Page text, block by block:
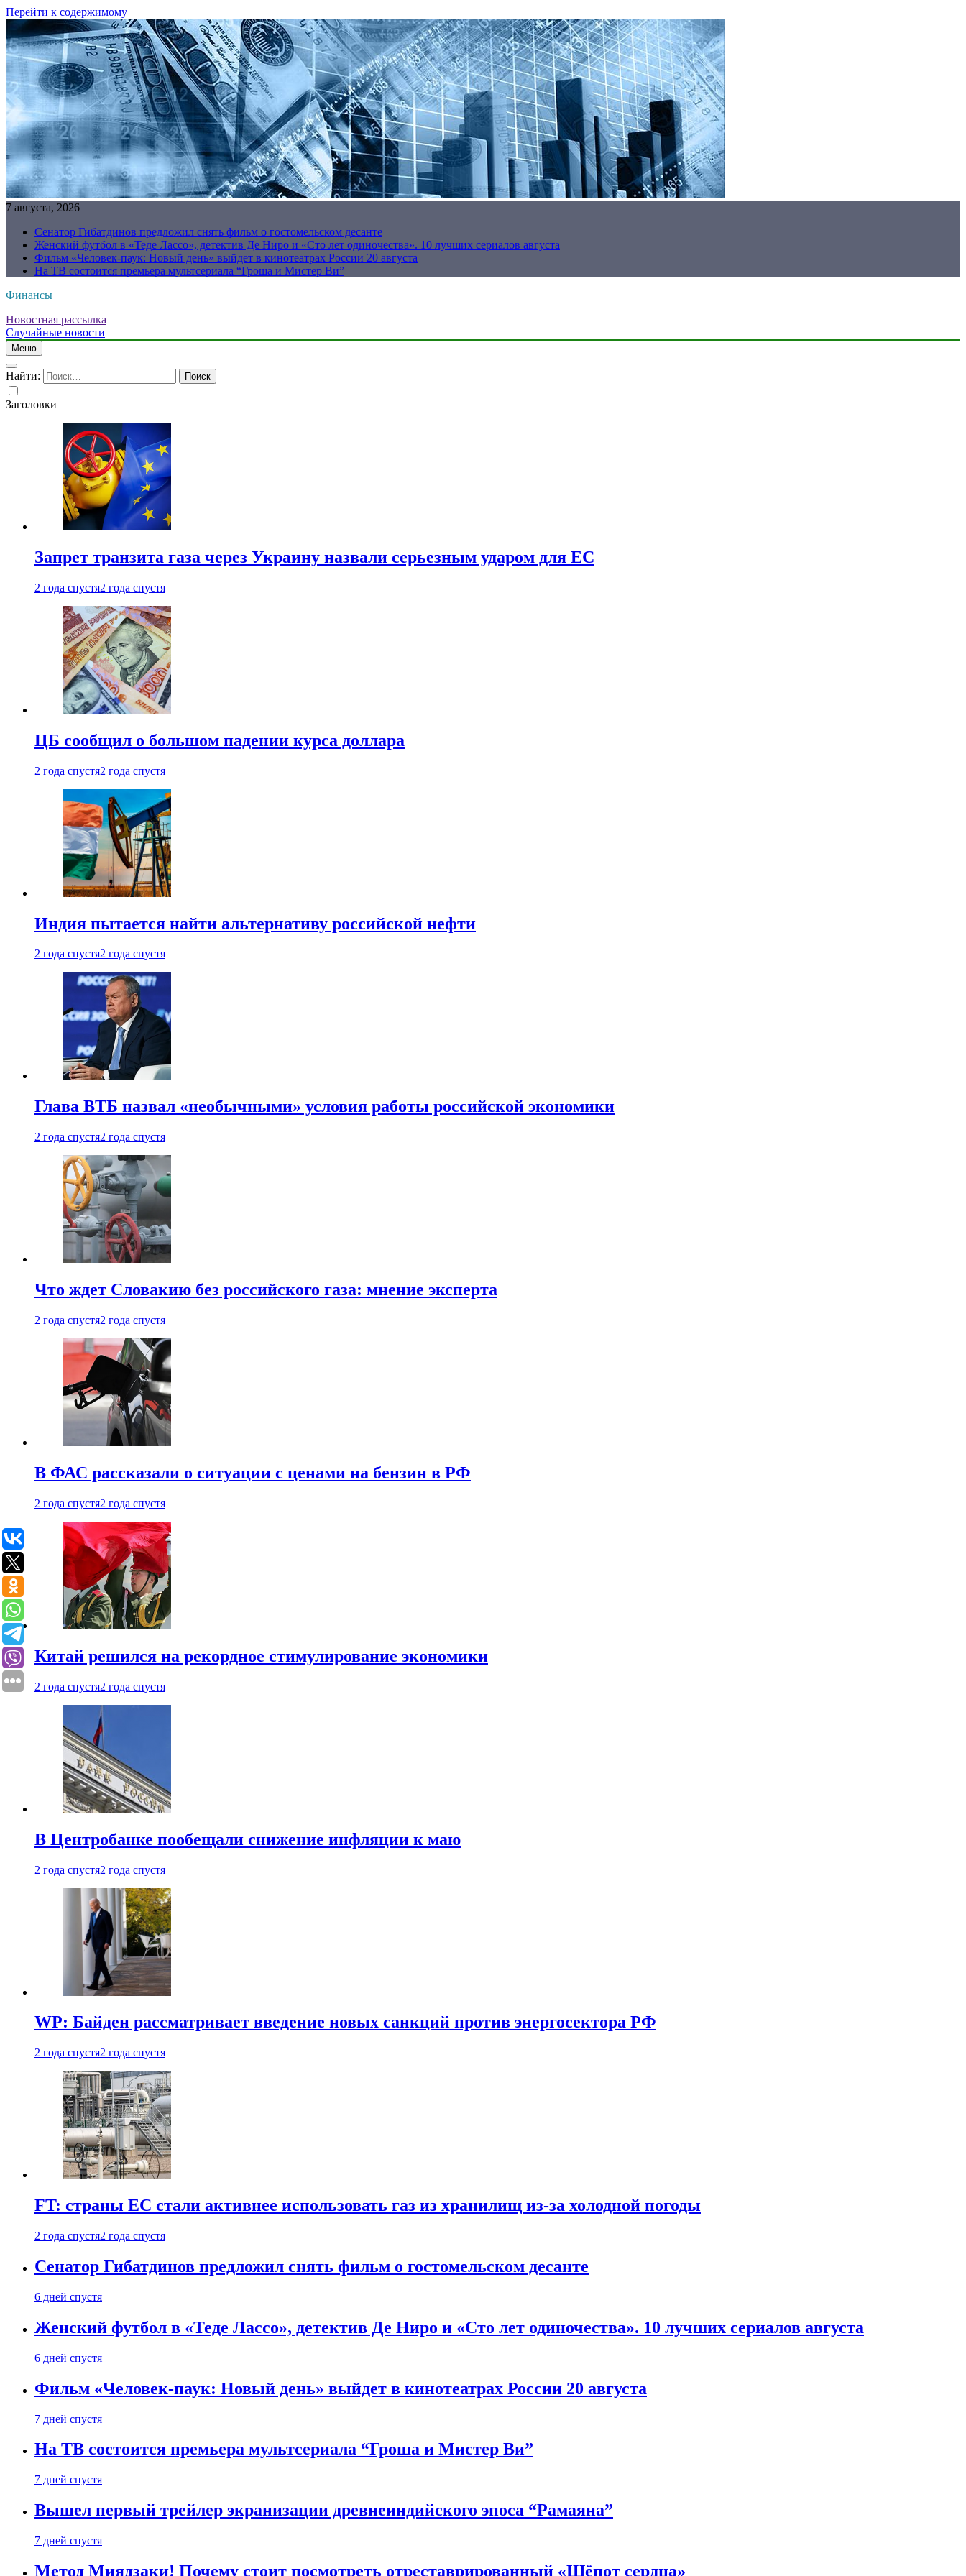
Перейти к содержимому
7 августа, 2026
Сенатор Гибатдинов предложил снять фильм о гостомельском десанте
Женский футбол в «Теде Лассо», детектив Де Ниро и «Сто лет одиночества». 10 лучших сериалов августа
Фильм «Человек-паук: Новый день» выйдет в кинотеатрах России 20 августа
На ТВ состоится премьера мультсериала “Гроша и Мистер Ви”
Финансы
Новостная рассылка
Случайные новости
Меню
Найти:
Заголовки
Запрет транзита газа через Украину назвали серьезным ударом для ЕС
2 года спустя2 года спустя
ЦБ сообщил о большом падении курса доллара
2 года спустя2 года спустя
Индия пытается найти альтернативу российской нефти
2 года спустя2 года спустя
Глава ВТБ назвал «необычными» условия работы российской экономики
2 года спустя2 года спустя
Что ждет Словакию без российского газа: мнение эксперта
2 года спустя2 года спустя
В ФАС рассказали о ситуации с ценами на бензин в РФ
2 года спустя2 года спустя
Китай решился на рекордное стимулирование экономики
2 года спустя2 года спустя
В Центробанке пообещали снижение инфляции к маю
2 года спустя2 года спустя
WP: Байден рассматривает введение новых санкций против энергосектора РФ
2 года спустя2 года спустя
FT: страны ЕС стали активнее использовать газ из хранилищ из-за холодной погоды
2 года спустя2 года спустя
Сенатор Гибатдинов предложил снять фильм о гостомельском десанте
6 дней спустя
Женский футбол в «Теде Лассо», детектив Де Ниро и «Сто лет одиночества». 10 лучших сериалов августа
6 дней спустя
Фильм «Человек-паук: Новый день» выйдет в кинотеатрах России 20 августа
7 дней спустя
На ТВ состоится премьера мультсериала “Гроша и Мистер Ви”
7 дней спустя
Вышел первый трейлер экранизации древнеиндийского эпоса “Рамаяна”
7 дней спустя
Метод Миядзаки! Почему стоит посмотреть отреставрированный «Шёпот сердца»